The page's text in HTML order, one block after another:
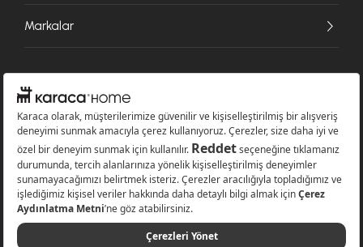
Markalar
© 2026 Karaca Home Collection Tekstil Sanayi ve Ticaret A.Ş. - Tüm hakları
saklıdır.